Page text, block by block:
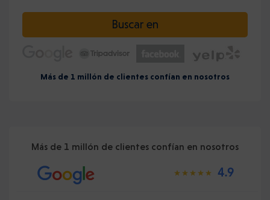
Buscar en
Más de 1 millón de clientes confían en nosotros
Más de 1 millón de clientes confían en nosotros
4.9